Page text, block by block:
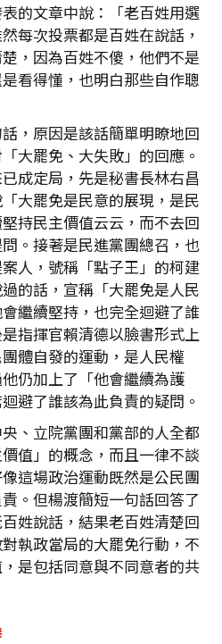
的文章中說：「老百姓用選
每次投票都是百姓在說話，
，因為百姓不傻，他們不是
看得懂，也明白那些自作聰
，原因是該話簡單明瞭地回
大罷免、大失敗」的回應。
成定局，先是秘書長林右昌
大罷免是民意的展現，是民
持民主價值云云，而不去回
。接著是民進黨團總召，也
人，號稱「點子王」的柯建
的話，宣稱「大罷免是人民
繼續堅持，也完全迴避了誰
指揮官賴清德以臉書形式上
體自發的運動，是人民權
仍加上了「他會繼續為護
避了誰該為此負責的疑問。
、立院黨團和黨部的人全都
值」的概念，而且一律不談
這場政治運動既然是公民團
。但楊渡簡短一句話回答了
姓說話，結果老百姓清楚回
執政當局的大罷免行動，不
是包括同意與不同意者的共